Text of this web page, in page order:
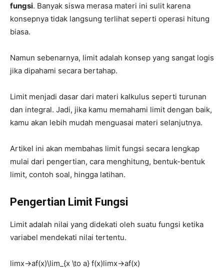
fungsi. Banyak siswa merasa materi ini sulit karena
konsepnya tidak langsung terlihat seperti operasi hitung
biasa.
Namun sebenarnya, limit adalah konsep yang sangat logis
jika dipahami secara bertahap.
Limit menjadi dasar dari materi kalkulus seperti turunan
dan integral. Jadi, jika kamu memahami limit dengan baik,
kamu akan lebih mudah menguasai materi selanjutnya.
Artikel ini akan membahas limit fungsi secara lengkap
mulai dari pengertian, cara menghitung, bentuk-bentuk
limit, contoh soal, hingga latihan.
Pengertian Limit Fungsi
Limit adalah nilai yang didekati oleh suatu fungsi ketika
variabel mendekati nilai tertentu.
lim⁡x→af(x)\lim_{x \to a} f(x)limx→af(x)